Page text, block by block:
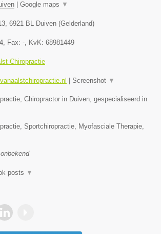
| Google maps ▼
6921 BL Duiven (Gelderland)
, Fax: - , KvK: 68981449
Chiropractie
| Screenshot ▼
Chiropractor in Duiven, gespecialiseerd in
Sportchiropractie, Myofasciale Therapie,
posts ▼